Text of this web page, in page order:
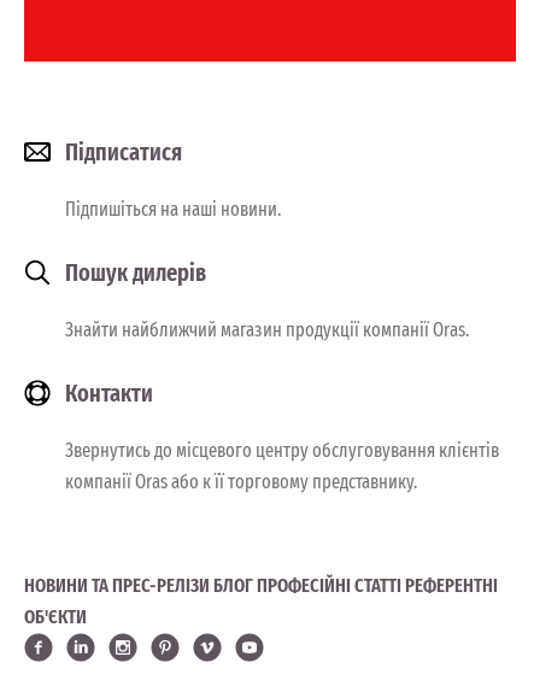
Підписатися
Підпишіться на наші новини.
Пошук дилерів
Знайти найближчий магазин продукції компанії Oras.
Контакти
Звернутись до місцевого центру обслуговування клієнтів
компанії Oras або к її торговому представнику.
НОВИНИ ТА ПРЕС-РЕЛІЗИ БЛОГПРОФЕСІЙНІ СТАТТІ РЕФЕРЕНТНІ
ОБ'ЄКТИ